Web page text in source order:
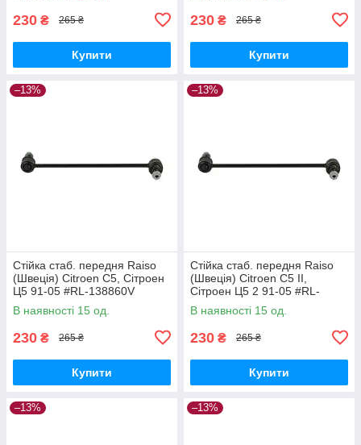
230 ₴ 265 ₴
Купити
230 ₴ 265 ₴
Купити
–13%
Стійка стаб. передня Raiso
(Швеція) Citroen C5, Сітроен
Ц5 91-05 #RL-138860V
UAPVVRP17
В наявності 15 од.
230 ₴ 265 ₴
Купити
–13%
Стійка стаб. передня Raiso
(Швеція) Citroen C5 II,
Сітроен Ц5 2 91-05 #RL-
138860V UAQEZFD17
В наявності 15 од.
230 ₴ 265 ₴
Купити
–13% –13%